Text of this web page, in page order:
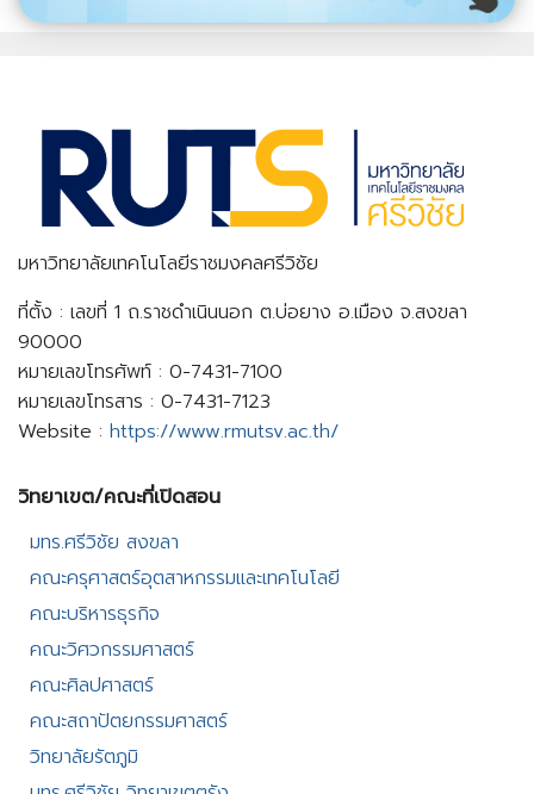
มหาวิทยาลัยเทคโนโลยีราชมงคลศรีวิชัย
ที่ตั้ง : เลขที่ 1 ถ.ราชดำเนินนอก ต.บ่อยาง อ.เมือง จ.สงขลา
90000
หมายเลขโทรศัพท์ : 0-7431-7100
หมายเลขโทรสาร : 0-7431-7123
Website : https://www.rmutsv.ac.th/
วิทยาเขต/คณะที่เปิดสอน​
มทร.ศรีวิชัย สงขลา​
คณะครุศาสตร์อุตสาหกรรมและเทคโนโลยี​
คณะบริหารธุรกิจ​
คณะวิศวกรรมศาสตร์​
คณะศิลปศาสตร์​
คณะสถาปัตยกรรมศาสตร์
วิทยาลัยรัตภูมิ​